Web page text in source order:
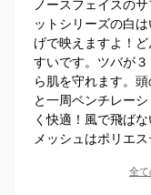
ノースフェイスの
ットシリーズの白
げで映えますよ！
すいです。ツバが
ら肌を守れます。
と一周ベンチレー
く快適！風で飛ば
メッシュはポリエス
全て